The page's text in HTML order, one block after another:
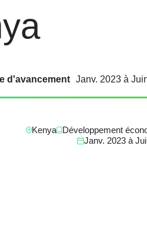
d'avancement Janv. 2023 à
Kenya
Développement
Janv. 2023 à